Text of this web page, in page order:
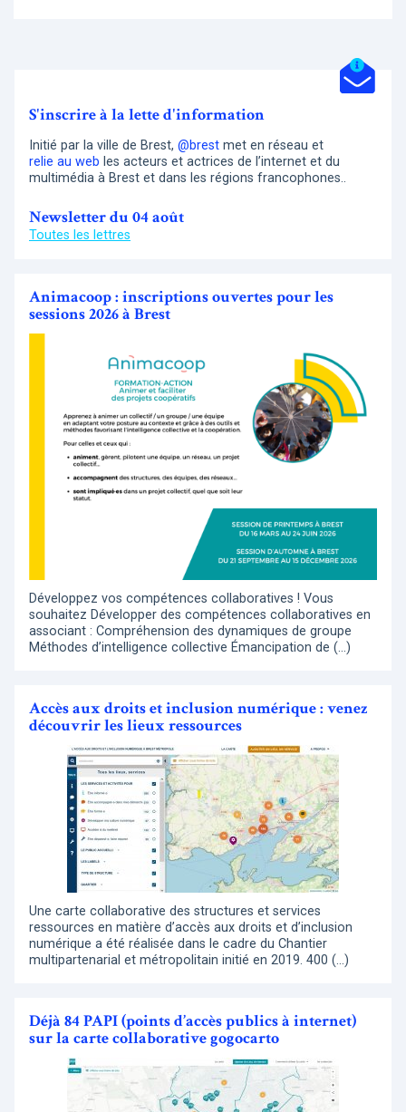
S'inscrire à la lette d'information
Initié par la ville de Brest, @brest met en réseau et
relie au web les acteurs et actrices de l’internet et du
multimédia à Brest et dans les régions francophones..
Newsletter du 04 août
Toutes les lettres
Animacoop : inscriptions ouvertes pour les
sessions 2026 à Brest
Développez vos compétences collaboratives ! Vous
souhaitez Développer des compétences collaboratives en
associant : Compréhension des dynamiques de groupe
Méthodes d’intelligence collective Émancipation de (…)
Accès aux droits et inclusion numérique : venez
découvrir les lieux ressources
Une carte collaborative des structures et services
ressources en matière d’accès aux droits et d’inclusion
numérique a été réalisée dans le cadre du Chantier
multipartenarial et métropolitain initié en 2019. 400 (…)
Déjà 84 PAPI (points d’accès publics à internet)
sur la carte collaborative gogocarto